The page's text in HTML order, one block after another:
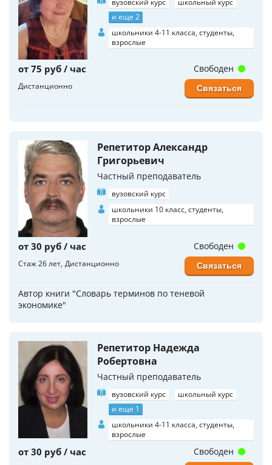
вузовский курс
школьный курс
и еще 2
школьники 4-11 класса, студенты,
взрослые
от 75 руб / час
Дистанционно
Свободен
Связаться
Репетитор Александр
Григорьевич
Частный преподаватель
вузовский курс
школьники 10 класс, студенты,
взрослые
от 30 руб / час
Стаж 26 лет Дистанционно
Автор книги "Словарь терминов по теневой
экономике"
Свободен
Связаться
Репетитор Надежда
Робертовна
Частный преподаватель
вузовский курс
школьный курс
и еще 1
школьники 4-11 класса, студенты,
взрослые
от 30 руб / час Свободен